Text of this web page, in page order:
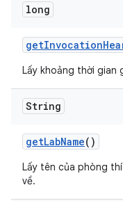
long
getInvocation
Lấy khoảng thời gian
String
getLabName()
Lấy tên của phòng
về.